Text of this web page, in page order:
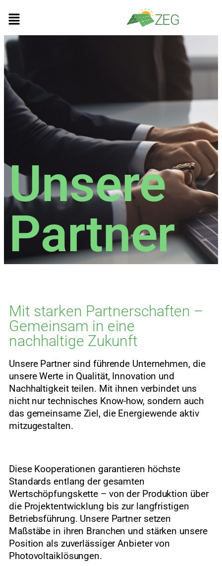
ZEG
Unsere
Partner
Mit starken Partnerschaften –
Gemeinsam in eine
nachhaltige Zukunft
Unsere Partner sind führende Unternehmen, die
unsere Werte in Qualität, Innovation und
Nachhaltigkeit teilen. Mit ihnen verbindet uns
nicht nur technisches Know-how, sondern auch
das gemeinsame Ziel, die Energiewende aktiv
mitzugestalten.
Diese Kooperationen garantieren höchste
Standards entlang der gesamten
Wertschöpfungskette – von der Produktion über
die Projektentwicklung bis zur langfristigen
Betriebsführung. Unsere Partner setzen
Maßstäbe in ihren Branchen und stärken unsere
Position als zuverlässiger Anbieter von
Photovoltaiklösungen.